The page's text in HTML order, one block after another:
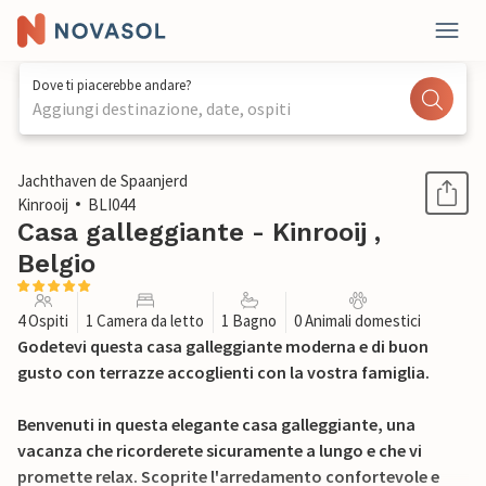
Dove ti piacerebbe andare?
Aggiungi destinazione, date, ospiti
1 / 14
Jachthaven de Spaanjerd
Kinrooij
BLI044
Casa galleggiante - Kinrooij ,
Belgio
4 Ospiti 1 Camera da letto 1 Bagno 0 Animali domestici
Godetevi questa casa galleggiante moderna e di buon
gusto con terrazze accoglienti con la vostra famiglia.
Benvenuti in questa elegante casa galleggiante, una
vacanza che ricorderete sicuramente a lungo e che vi
promette relax. Scoprite l'arredamento confortevole e